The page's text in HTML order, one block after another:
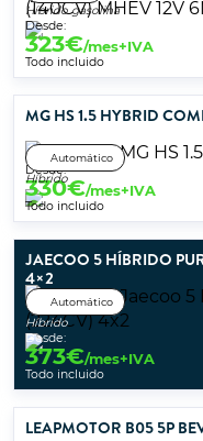
Híbrido gasolina
Desde:
323€/mes+IVA
Todo incluido
MG HS 1.5 HYBRID
Automático
Híbrido
Desde:
330€/mes+IVA
Todo incluido
JAECOO 5 HÍBRIDO
4×2
Automático
Híbrido
Desde:
373€/mes+IVA
Todo incluido
LEAPMOTOR B05 5P